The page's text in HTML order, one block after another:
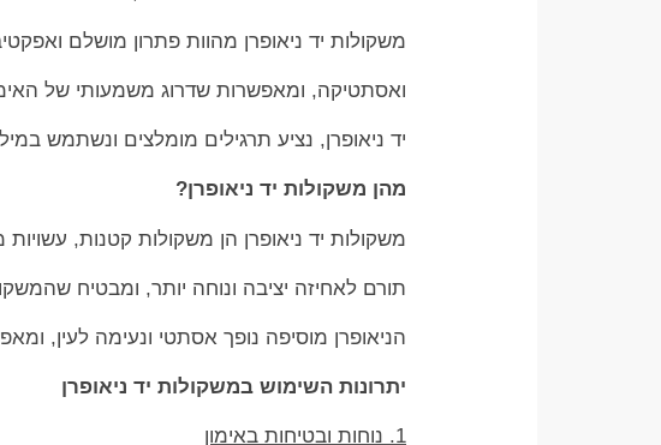
משקולות יד ניאופרן מהוות פתרון מושלם
ואסתטיקה, ומאפשרות שדרוג משמעותי של
יד ניאופרן, נציע תרגילים מומלצים ונשתמש
מהן משקולות יד ניאופרן?
משקולות יד ניאופרן הן משקולות קטנות,
תורם לאחיזה יציבה ונוחה יותר, ומבטיח
הניאופרן מוסיפה נופך אסתטי ונעימה לעין,
יתרונות השימוש במשקולות יד ניאופרן
1. נוחות ובטיחות באימון